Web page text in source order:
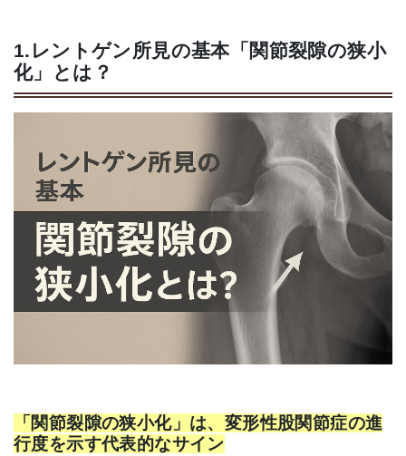
1.レントゲン所見の基本「関節裂隙の狭小
化」とは？
「関節裂隙の狭小化」は、変形性股関節症の進
行度を示す代表的なサイン